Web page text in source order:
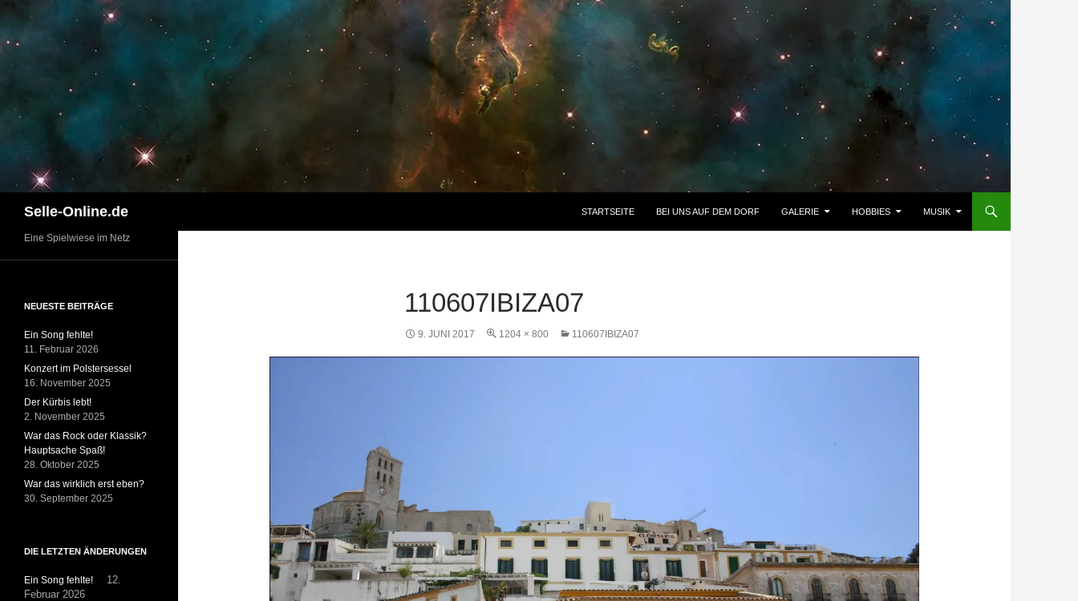
Inhalt
springen
Selle-Online.de STARTSEITE BEI UNS AUF DEM DORF GALERIE HOBBIES MUSIK
110607IBIZA07
9. JUNI 2017 1204 × 800 110607IBIZA07
Eine Spielwiese im Netz
NEUESTE BEITRÄGE
Ein Song fehlte!
11. Februar 2026
Konzert im Polstersessel
16. November 2025
Der Kürbis lebt!
2. November 2025
War das Rock oder Klassik?
Hauptsache Spaß!
28. Oktober 2025
War das wirklich erst eben?
30. September 2025
DIE LETZTEN ÄNDERUNGEN
Ein Song fehlte!
12.
Februar 2026